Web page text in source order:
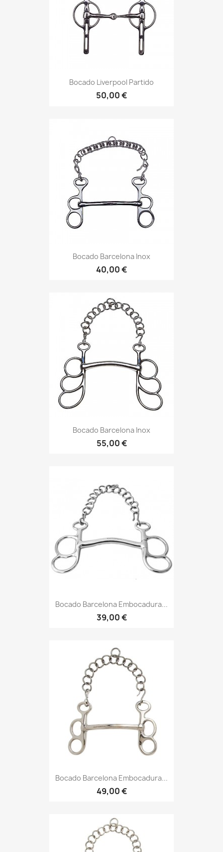
Bocado Liverpool Partido
50,00 €
Bocado Barcelona Inox
40,00 €
Bocado Barcelona Inox
55,00 €
Bocado Barcelona Embocadura...
39,00 €
Bocado Barcelona Embocadura...
49,00 €